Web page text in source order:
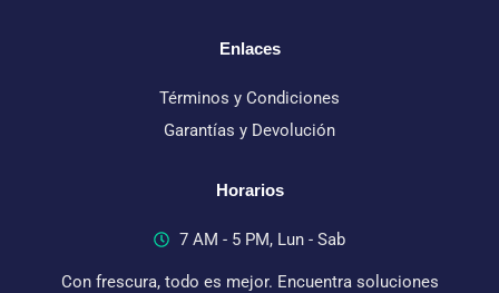
Enlaces
Términos y Condiciones
Garantías y Devolución
Horarios
7 AM - 5 PM, Lun - Sab
Con frescura, todo es mejor. Encuentra soluciones